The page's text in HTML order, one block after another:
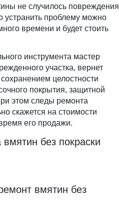
не случилось повреждения
устранить проблему можно
времени и будет стоить
инструмента мастер
участка, вернет
целостности
покрытия, защитной
этом следы ремонта
скажется на стоимости
его продажи.
без покраски
вмятин без